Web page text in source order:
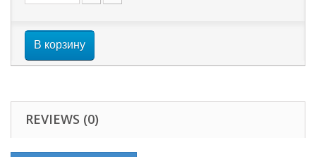
В корзину
REVIEWS (0)